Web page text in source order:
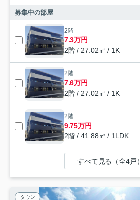
募集中の部屋
2階
7.3万円
2階 / 27.02㎡ / 1K
2階
7.6万円
2階 / 27.02㎡ / 1K
2階
9.75万円
2階 / 41.88㎡ / 1LDK
すべて見る（全4戸）
タウン